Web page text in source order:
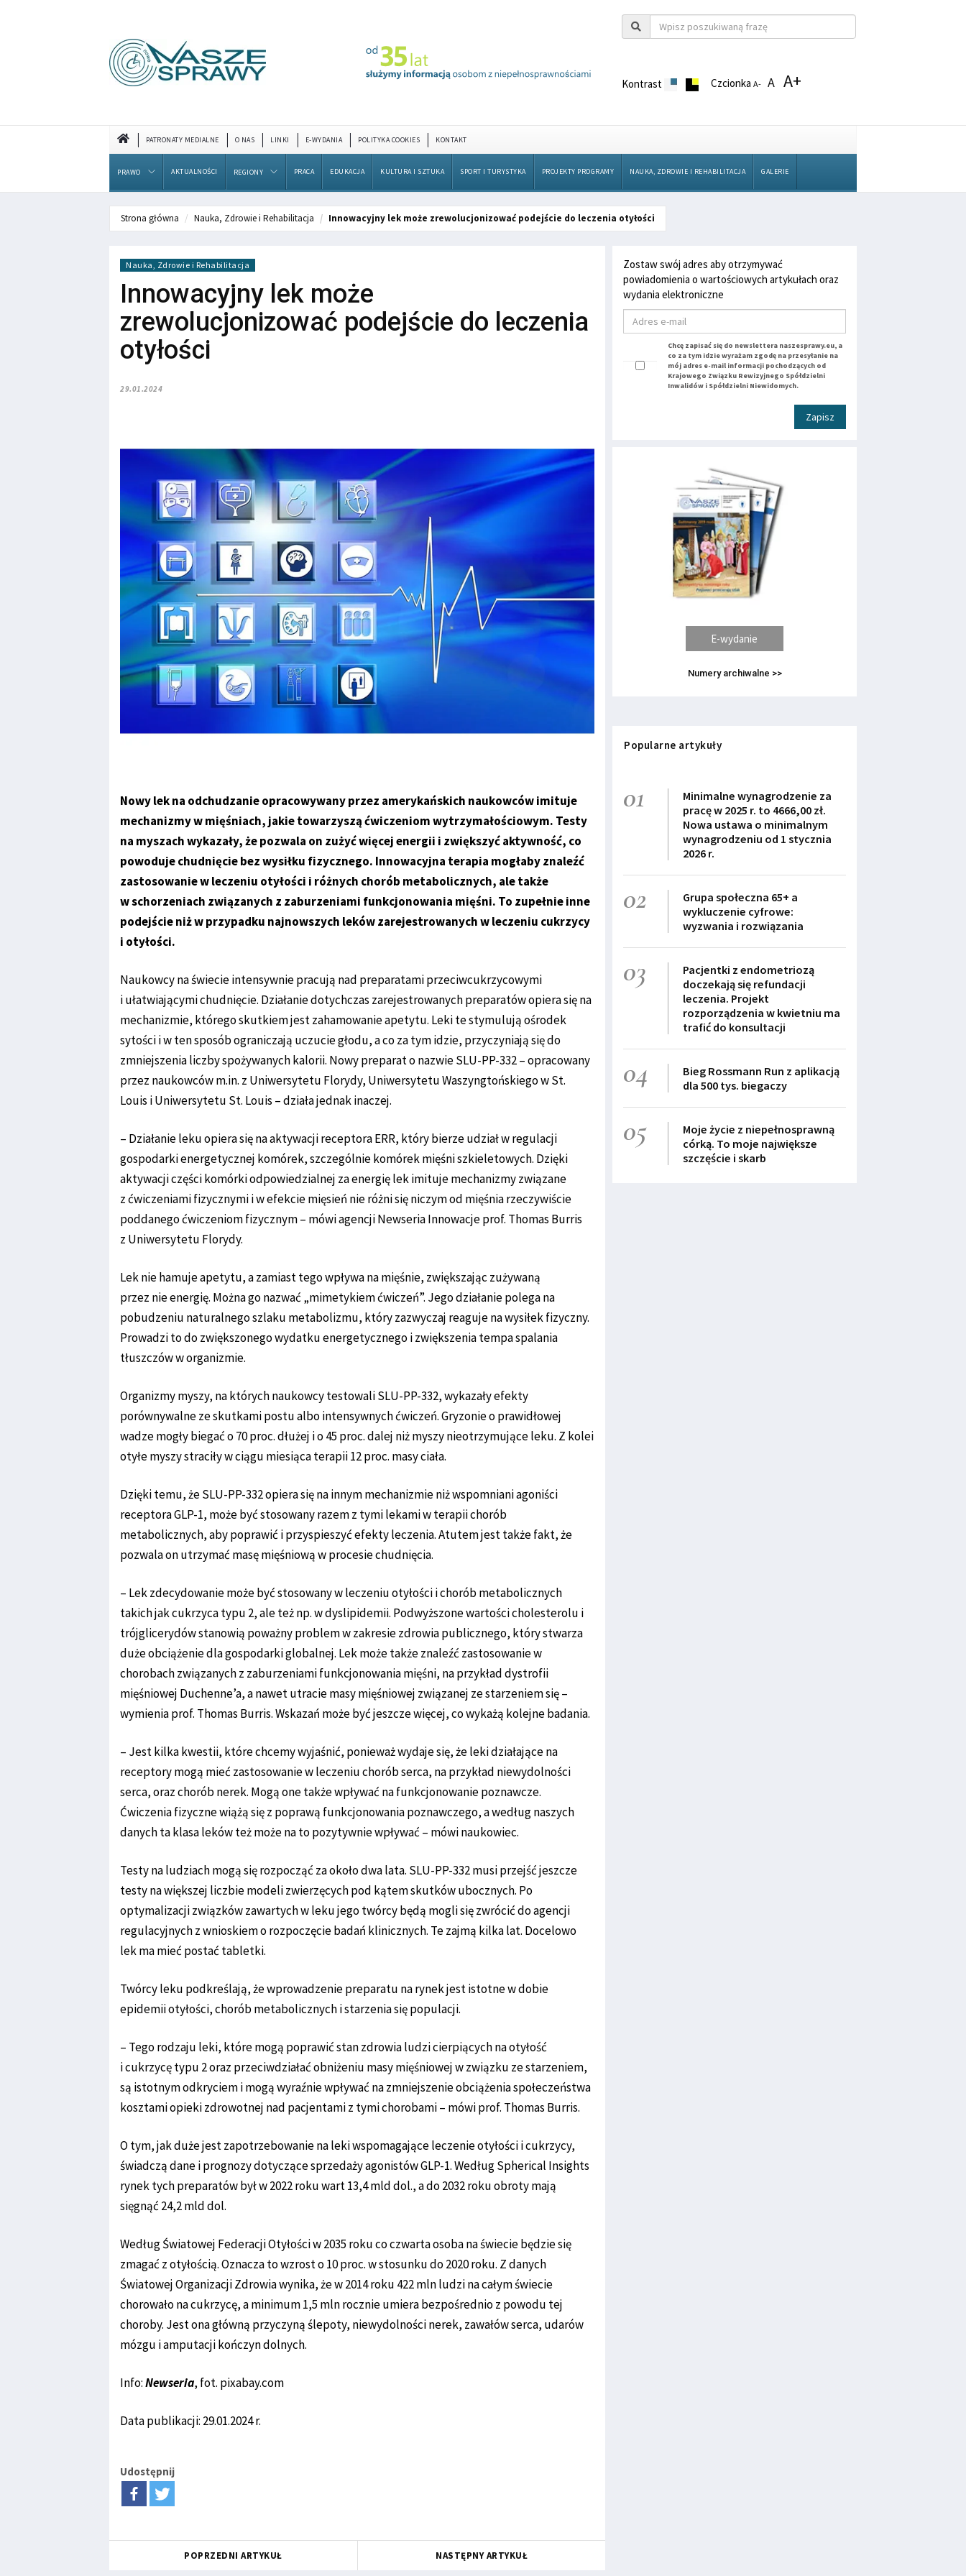
Kontrast CzcionkaA- A A+
PATRONATY MEDIALNE O NAS LINKI E-WYDANIA POLITYKA COOKIES KONTAKT
PRAWO AKTUALNOŚCI REGIONY PRACA EDUKACJA KULTURA I SZTUKA SPORT I TURYSTYKA PROJEKTY PROGRAMY NAUKA, ZDROWIE I REHABILITACJA GALERIE
Strona główna Nauka, Zdrowie i Rehabilitacja Innowacyjny lek może zrewolucjonizować podejście do leczenia otyłości
Nauka, Zdrowie i Rehabilitacja
Innowacyjny lek może
zrewolucjonizować podejście do leczenia
otyłości
29.01.2024
Nowy lek na odchudzanie opracowywany przez amerykańskich naukowców imituje
mechanizmy w mięśniach, jakie towarzyszą ćwiczeniom wytrzymałościowym. Testy
na myszach wykazały, że pozwala on zużyć więcej energii i zwiększyć aktywność, co
powoduje chudnięcie bez wysiłku fizycznego. Innowacyjna terapia mogłaby znaleźć
zastosowanie w leczeniu otyłości i różnych chorób metabolicznych, ale także
w schorzeniach związanych z zaburzeniami funkcjonowania mięśni. To zupełnie inne
podejście niż w przypadku najnowszych leków zarejestrowanych w leczeniu cukrzycy
i otyłości.
Naukowcy na świecie intensywnie pracują nad preparatami przeciwcukrzycowymi
i ułatwiającymi chudnięcie. Działanie dotychczas zarejestrowanych preparatów opiera się na
mechanizmie, którego skutkiem jest zahamowanie apetytu. Leki te stymulują ośrodek
sytości i w ten sposób ograniczają uczucie głodu, a co za tym idzie, przyczyniają się do
zmniejszenia liczby spożywanych kalorii. Nowy preparat o nazwie SLU-PP-332 – opracowany
przez naukowców m.in. z Uniwersytetu Florydy, Uniwersytetu Waszyngtońskiego w St.
Louis i Uniwersytetu St. Louis – działa jednak inaczej.
– Działanie leku opiera się na aktywacji receptora ERR, który bierze udział w regulacji
gospodarki energetycznej komórek, szczególnie komórek mięśni szkieletowych. Dzięki
aktywacji części komórki odpowiedzialnej za energię lek imituje mechanizmy związane
z ćwiczeniami fizycznymi i w efekcie mięsień nie różni się niczym od mięśnia rzeczywiście
poddanego ćwiczeniom fizycznym ­– mówi agencji Newseria Innowacje prof. Thomas Burris
z Uniwersytetu Florydy.
Lek nie hamuje apetytu, a zamiast tego wpływa na mięśnie, zwiększając zużywaną
przez nie energię. Można go nazwać „mimetykiem ćwiczeń”. Jego działanie polega na
pobudzeniu naturalnego szlaku metabolizmu, który zazwyczaj reaguje na wysiłek fizyczny.
Prowadzi to do zwiększonego wydatku energetycznego i zwiększenia tempa spalania
tłuszczów w organizmie.
Organizmy myszy, na których naukowcy testowali SLU-PP-332, wykazały efekty
porównywalne ze skutkami postu albo intensywnych ćwiczeń. Gryzonie o prawidłowej
wadze mogły biegać o 70 proc. dłużej i o 45 proc. dalej niż myszy nieotrzymujące leku. Z kolei
otyłe myszy straciły w ciągu miesiąca terapii 12 proc. masy ciała.
Dzięki temu, że SLU-PP-332 opiera się na innym mechanizmie niż wspomniani agoniści
receptora GLP-1, może być stosowany razem z tymi lekami w terapii chorób
metabolicznych, aby poprawić i przyspieszyć efekty leczenia. Atutem jest także fakt, że
pozwala on utrzymać masę mięśniową w procesie chudnięcia.
– Lek zdecydowanie może być stosowany w leczeniu otyłości i chorób metabolicznych
takich jak cukrzyca typu 2, ale też np. w dyslipidemii. Podwyższone wartości cholesterolu i
trójglicerydów stanowią poważny problem w zakresie zdrowia publicznego, który stwarza
duże obciążenie dla gospodarki globalnej. Lek może także znaleźć zastosowanie w
chorobach związanych z zaburzeniami funkcjonowania mięśni, na przykład dystrofii
mięśniowej Duchenne’a, a nawet utracie masy mięśniowej związanej ze starzeniem się –
wymienia prof. Thomas Burris. Wskazań może być jeszcze więcej, co wykażą kolejne badania.
– Jest kilka kwestii, które chcemy wyjaśnić, ponieważ wydaje się, że leki działające na
receptory mogą mieć zastosowanie w leczeniu chorób serca, na przykład niewydolności
serca, oraz chorób nerek. Mogą one także wpływać na funkcjonowanie poznawcze.
Ćwiczenia fizyczne wiążą się z poprawą funkcjonowania poznawczego, a według naszych
danych ta klasa leków też może na to pozytywnie wpływać – mówi naukowiec.
Testy na ludziach mogą się rozpocząć za około dwa lata. SLU-PP-332 musi przejść jeszcze
testy na większej liczbie modeli zwierzęcych pod kątem skutków ubocznych. Po
optymalizacji związków zawartych w leku jego twórcy będą mogli się zwrócić do agencji
regulacyjnych z wnioskiem o rozpoczęcie badań klinicznych. Te zajmą kilka lat. Docelowo
lek ma mieć postać tabletki.
Twórcy leku podkreślają, że wprowadzenie preparatu na rynek jest istotne w dobie
epidemii otyłości, chorób metabolicznych i starzenia się populacji.
– Tego rodzaju leki, które mogą poprawić stan zdrowia ludzi cierpiących na otyłość
i cukrzycę typu 2 oraz przeciwdziałać obniżeniu masy mięśniowej w związku ze starzeniem,
są istotnym odkryciem i mogą wyraźnie wpływać na zmniejszenie obciążenia społeczeństwa
kosztami opieki zdrowotnej nad pacjentami z tymi chorobami – mówi prof. Thomas Burris.
O tym, jak duże jest zapotrzebowanie na leki wspomagające leczenie otyłości i cukrzycy,
świadczą dane i prognozy dotyczące sprzedaży agonistów GLP-1. Według Spherical Insights
rynek tych preparatów był w 2022 roku wart 13,4 mld dol., a do 2032 roku obroty mają
sięgnąć 24,2 mld dol.
Według Światowej Federacji Otyłości w 2035 roku co czwarta osoba na świecie będzie się
zmagać z otyłością. Oznacza to wzrost o 10 proc. w stosunku do 2020 roku. Z danych
Światowej Organizacji Zdrowia wynika, że w 2014 roku 422 mln ludzi na całym świecie
chorowało na cukrzycę, a minimum 1,5 mln rocznie umiera bezpośrednio z powodu tej
choroby. Jest ona główną przyczyną ślepoty, niewydolności nerek, zawałów serca, udarów
mózgu i amputacji kończyn dolnych.
Info:Newseria, fot. pixabay.com
Data publikacji: 29.01.2024 r.
Udostępnij
POPRZEDNI ARTYKUŁ NASTĘPNY ARTYKUŁ
Zostaw swój adres aby otrzymywać
powiadomienia o wartościowych artykułach oraz
wydania elektroniczne
Chcę zapisać się do newslettera naszesprawy.eu, a
co za tym idzie wyrażam zgodę na przesyłanie na
mój adres e-mail informacji pochodzących od
Krajowego Związku Rewizyjnego Spółdzielni
Inwalidów i Spółdzielni Niewidomych.
Zapisz
E-wydanie
Numery archiwalne >>
Popularne artykuły
01
Minimalne wynagrodzenie za
pracę w 2025 r. to 4666,00 zł.
Nowa ustawa o minimalnym
wynagrodzeniu od 1 stycznia
2026 r.
02
Grupa społeczna 65+ a
wykluczenie cyfrowe:
wyzwania i rozwiązania
03
Pacjentki z endometriozą
doczekają się refundacji
leczenia. Projekt
rozporządzenia w kwietniu ma
trafić do konsultacji
04
Bieg Rossmann Run z aplikacją
dla 500 tys. biegaczy
05
Moje życie z niepełnosprawną
córką. To moje największe
szczęście i skarb